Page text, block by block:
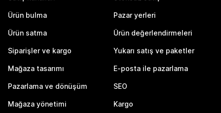
Ürün bulma
Ürün satma
Siparişler ve kargo
Mağaza tasarımı
Pazarlama ve dönüşüm
Mağaza yönetimi
Pazar yerleri
Ürün değerlendirmeleri
Yukarı satış ve paketler
E-posta ile pazarlama
SEO
Kargo